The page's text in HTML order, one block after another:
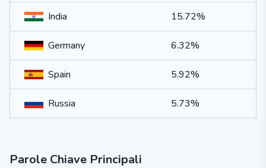
India 15.72%
Germany 6.32%
Spain 5.92%
Russia 5.73%
Parole Chiave Principali